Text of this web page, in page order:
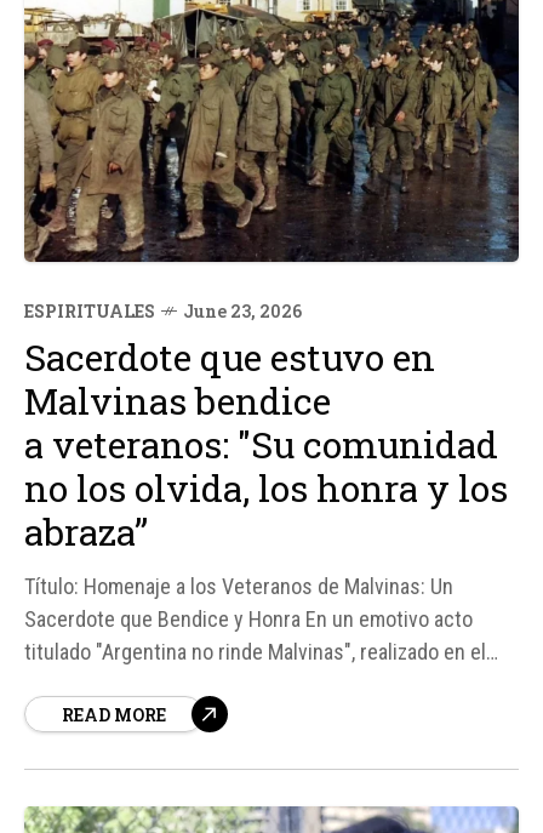
ESPIRITUALES June 23, 2026
Sacerdote que estuvo en
Malvinas bendice
a veteranos: "Su comunidad
no los olvida, los honra y los
abraza”
Título: Homenaje a los Veteranos de Malvinas: Un
Sacerdote que Bendice y Honra En un emotivo acto
titulado "Argentina no rinde Malvinas", realizado en el
quien acompañó a los soldados argentinos durante la
READ MORE